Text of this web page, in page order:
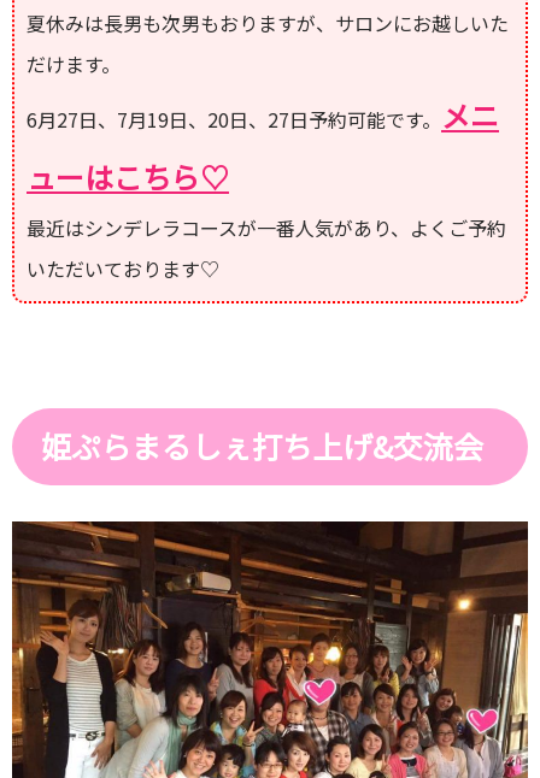
夏休みは長男も次男もおりますが、サロンにお越しいた
だけます。
6月27日、7月19日、20日、27日予約可能です。 メニ
ューはこちら♡
最近はシンデレラコースが一番人気があり、よくご予約
いただいております♡
姫ぷらまるしぇ打ち上げ&交流会